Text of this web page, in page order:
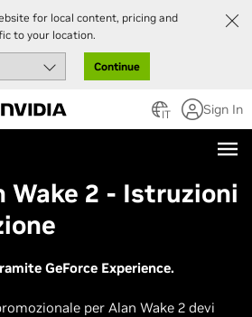
for local content, pricing and
to your location.
Continue
IT Sign In
Wake 2 - Istruzioni
GeForce Experience.
per Alan Wake 2 devi